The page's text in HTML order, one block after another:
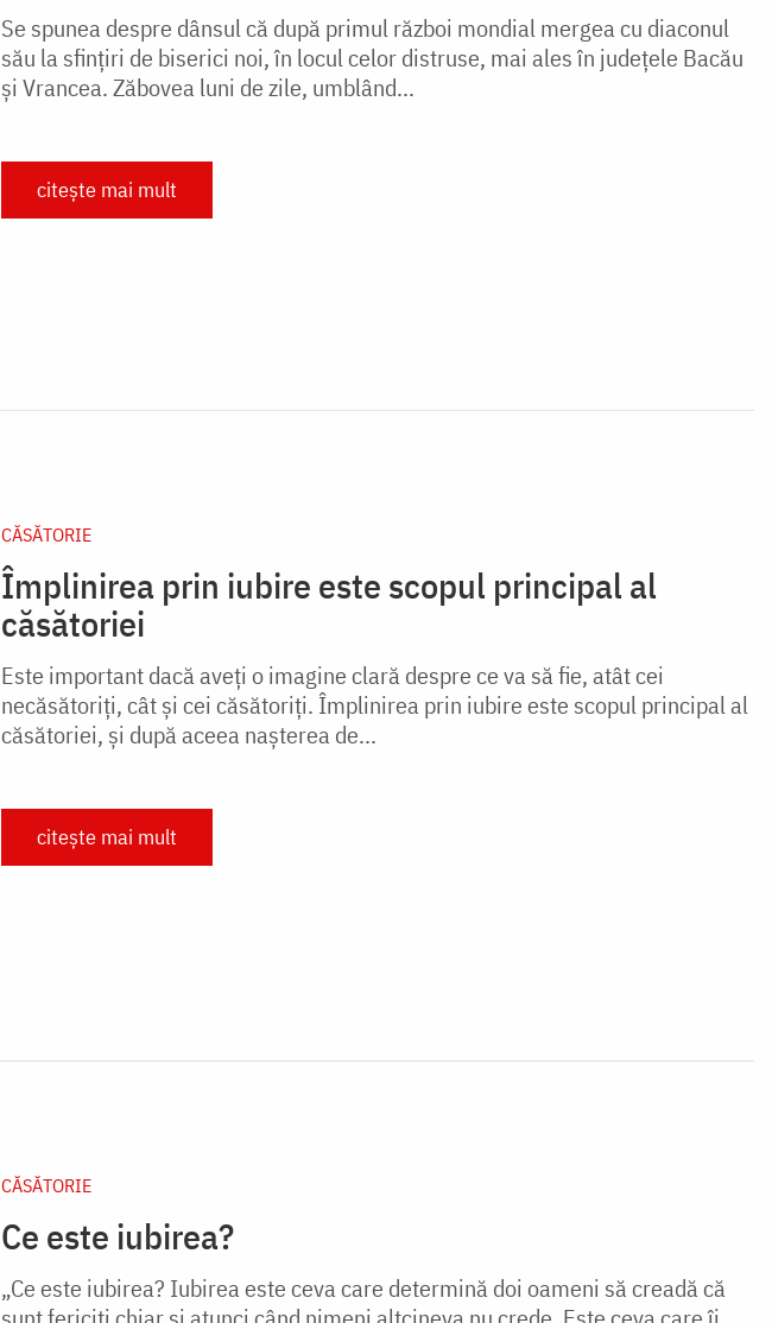
Se spunea despre dânsul că după primul război mondial mergea cu diaconul
său la sfinţiri de biserici noi, în locul celor distruse, mai ales în judeţele Bacău
şi Vrancea. Zăbovea luni de zile, umblând...
citește mai mult
CĂSĂTORIE
Împlinirea prin iubire este scopul principal al
căsătoriei
Este important dacă aveți o imagine clară despre ce va să fie, atât cei
necăsătoriți, cât și cei căsătoriți. Împlinirea prin iubire este scopul principal al
căsătoriei, și după aceea nașterea de...
citește mai mult
CĂSĂTORIE
Ce este iubirea?
„Ce este iubirea? Iubirea este ceva care determină doi oameni să creadă că